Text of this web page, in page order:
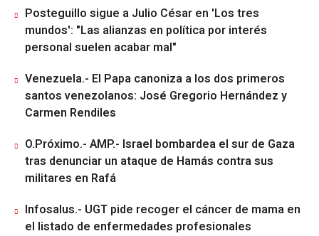
Posteguillo sigue a Julio César en 'Los tres
mundos': "Las alianzas en política por interés
personal suelen acabar mal"
Venezuela.- El Papa canoniza a los dos primeros
santos venezolanos: José Gregorio Hernández y
Carmen Rendiles
O.Próximo.- AMP.- Israel bombardea el sur de Gaza
tras denunciar un ataque de Hamás contra sus
militares en Rafá
Infosalus.- UGT pide recoger el cáncer de mama en
el listado de enfermedades profesionales